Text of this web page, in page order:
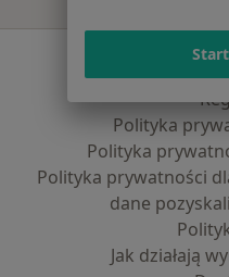
Polityka
Polityka
Polityka prywatności
dane
Jak działają